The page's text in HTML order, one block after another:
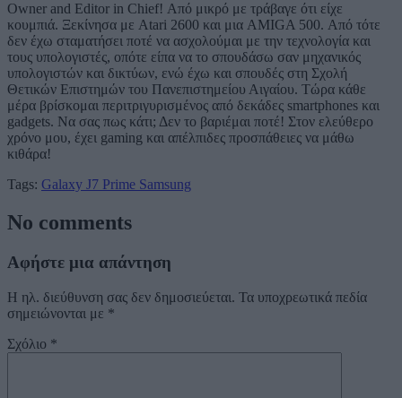
Owner and Editor in Chief! Από μικρό με τράβαγε ότι είχε
κουμπιά. Ξεκίνησα με Atari 2600 και μια AMIGA 500. Από τότε
δεν έχω σταματήσει ποτέ να ασχολούμαι με την τεχνολογία και
τους υπολογιστές, οπότε είπα να το σπουδάσω σαν μηχανικός
υπολογιστών και δικτύων, ενώ έχω και σπουδές στη Σχολή
Θετικών Επιστημών του Πανεπιστημείου Αιγαίου. Τώρα κάθε
μέρα βρίσκομαι περιτριγυρισμένος από δεκάδες smartphones και
gadgets. Να σας πως κάτι; Δεν το βαριέμαι ποτέ! Στον ελεύθερο
χρόνο μου, έχει gaming και απέλπιδες προσπάθειες να μάθω
κιθάρα!
Tags: Galaxy J7 Prime Samsung
No comments
Αφήστε μια απάντηση
Η ηλ. διεύθυνση σας δεν δημοσιεύεται. Τα υποχρεωτικά πεδία
σημειώνονται με *
Σχόλιο *